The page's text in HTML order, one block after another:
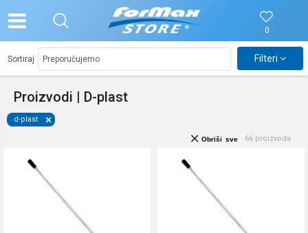
0
Proizvodi | D-plast
Sortiraj Filteri
d-plast
66 proizvoda
Obriši sve